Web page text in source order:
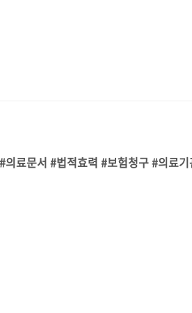
료문서 #법적효력 #보험청구 #의료